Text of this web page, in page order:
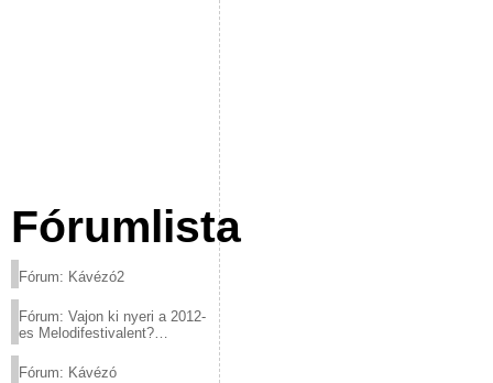
Fórumlista
Fórum: Kávézó2
Fórum: Vajon ki nyeri a 2012-
es Melodifestivalent?
Fórum: Kávézó